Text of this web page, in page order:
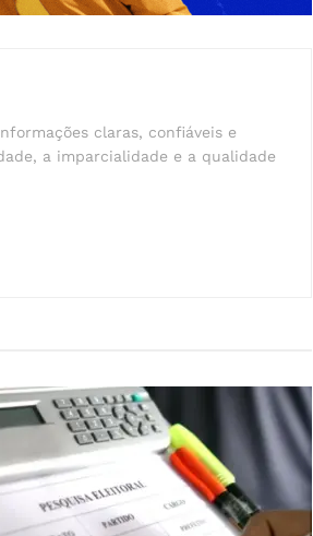
claras, confiáveis e
a imparcialidade e a qualidade